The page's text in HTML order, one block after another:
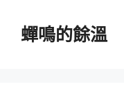
蟬鳴的餘溫